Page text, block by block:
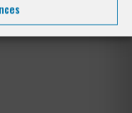
de serrage clôture